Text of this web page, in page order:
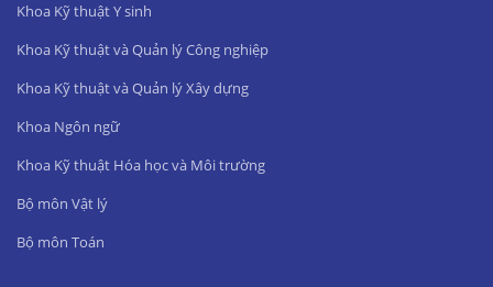
Khoa Kỹ thuật Y sinh
Khoa Kỹ thuật và Quản lý Công nghiệp
Khoa Kỹ thuật và Quản lý Xây dựng
Khoa Ngôn ngữ
Khoa Kỹ thuật Hóa học và Môi trường
Bộ môn Vật lý
Bộ môn Toán